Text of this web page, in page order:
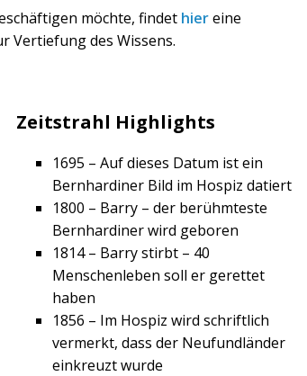
möchte, findet hiereine
Vertiefung des Wissens.
Zeitstrahl Highlights
1695 – Auf dieses Datum ist ein
Bernhardiner Bild im Hospiz datiert
1800 – Barry – der berühmteste
Bernhardiner wird geboren
1814 – Barry stirbt – 40
Menschenleben soll er gerettet
haben
1856 – Im Hospiz wird schriftlich
vermerkt, dass der Neufundländer
einkreuzt wurde